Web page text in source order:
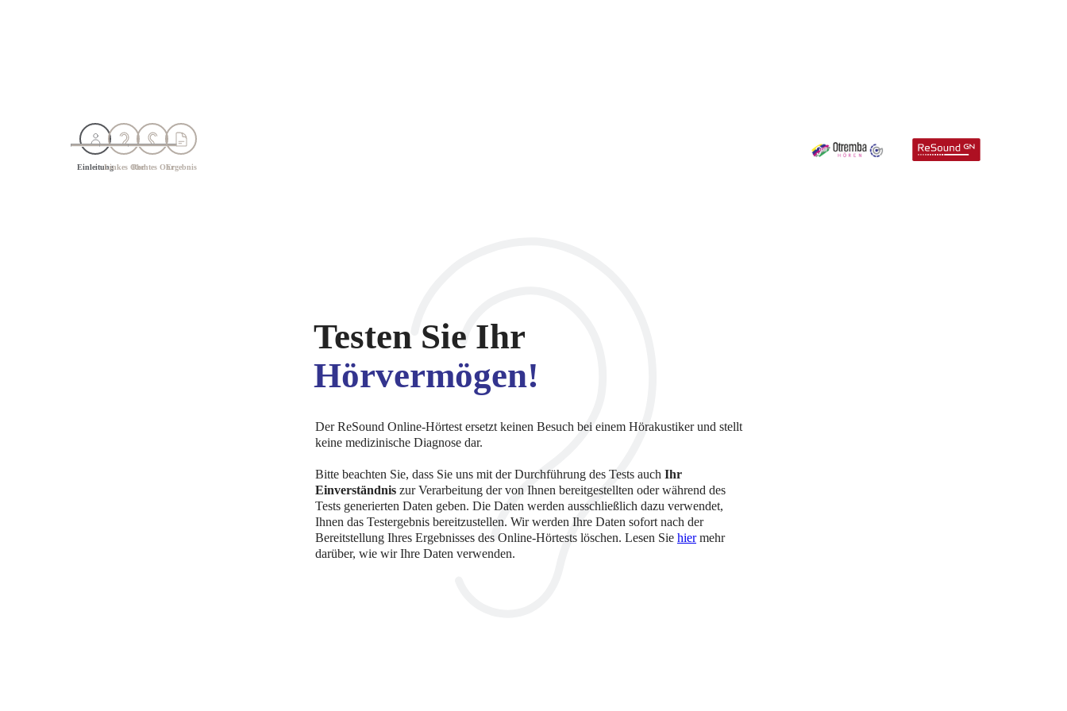
EinleitungLinkes OhrRechtes OhrErgebnis
Testen Sie Ihr
Hörvermögen!
Der ReSound Online-Hörtest ersetzt keinen Besuch bei einem Hörakustiker und stellt
keine medizinische Diagnose dar.
Bitte beachten Sie, dass Sie uns mit der Durchführung des Tests auch Ihr
Einverständnis zur Verarbeitung der von Ihnen bereitgestellten oder während des
Tests generierten Daten geben. Die Daten werden ausschließlich dazu verwendet,
Ihnen das Testergebnis bereitzustellen. Wir werden Ihre Daten sofort nach der
Bereitstellung Ihres Ergebnisses des Online-Hörtests löschen. Lesen Sie hiermehr
darüber, wie wir Ihre Daten verwenden.